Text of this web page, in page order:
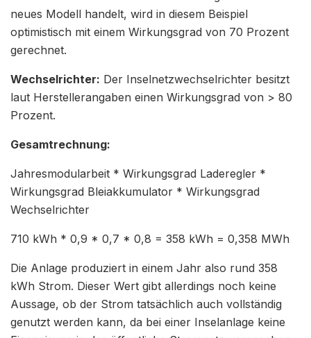
neues Modell handelt, wird in diesem Beispiel
optimistisch mit einem Wirkungsgrad von 70 Prozent
gerechnet.
Wechselrichter: Der Inselnetzwechselrichter besitzt
laut Herstellerangaben einen Wirkungsgrad von > 80
Prozent.
Gesamtrechnung:
Jahresmodularbeit * Wirkungsgrad Laderegler *
Wirkungsgrad Bleiakkumulator * Wirkungsgrad
Wechselrichter
710 kWh * 0,9 * 0,7 * 0,8 = 358 kWh = 0,358 MWh
Die Anlage produziert in einem Jahr also rund 358
kWh Strom. Dieser Wert gibt allerdings noch keine
Aussage, ob der Strom tatsächlich auch vollständig
genutzt werden kann, da bei einer Inselanlage keine